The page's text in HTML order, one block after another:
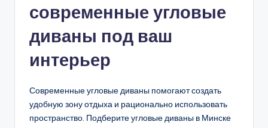
современные угловые
диваны под ваш
интерьер
Современные угловые диваны помогают создать
удобную зону отдыха и рационально использовать
пространство. Подберите угловые диваны в Минске